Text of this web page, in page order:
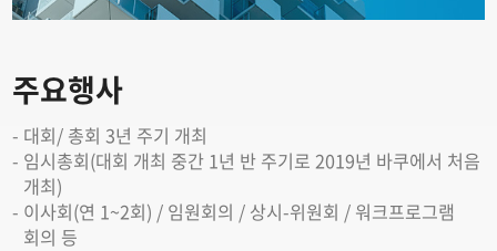
주요행사
대회/ 총회 3년 주기 개최
임시총회(대회 개최 중간 1년 반 주기로 2019년 바쿠에서 처음
개최)
이사회(연 1~2회) / 임원회의 / 상시-위원회 / 워크프로그램
회의 등